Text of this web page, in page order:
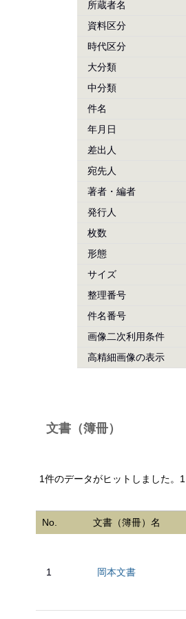
所蔵者名
資料区分
時代区分
大分類
中分類
件名
年月日
差出人
宛先人
著者・編者
発行人
枚数
形態
サイズ
整理番号
件名番号
画像二次利用条件
高精細画像の表示
文書（簿冊）
1件のデータがヒットしました。
No. 文書（簿冊）名
1 岡本文書